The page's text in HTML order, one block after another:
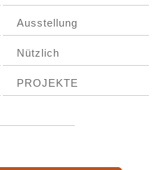
Ausstellung
Nützlich
PROJEKTE